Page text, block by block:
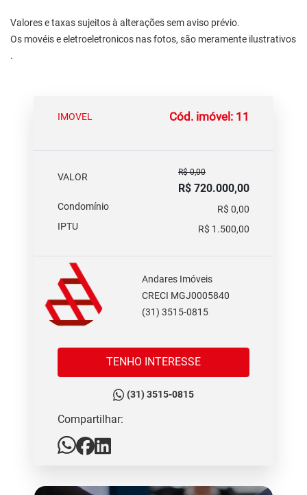
Valores e taxas sujeitos à alterações sem aviso prévio.
Os movéis e eletroeletronicos nas fotos, são meramente ilustrativos
.
IMOVEL Cód. imóvel: 11
VALOR R$ 0,00
R$ 720.000,00
Condomínio
R$ 0,00
IPTU
R$ 1.500,00
Andares Imóveis
CRECI MGJ0005840
(31) 3515-0815
TENHO INTERESSE
(31) 3515-0815
Compartilhar: